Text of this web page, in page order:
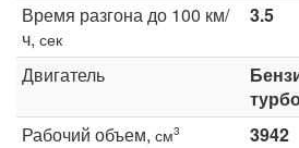
Время разгона до 100 км/
ч, сек
3.5
Двигатель
Рабочий объем, см3
3942